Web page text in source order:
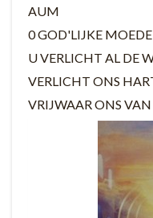
AUM
0 GOD'LIJKE
U VERLICHT AL DE
VERLICHT ONS
VRIJWAAR ONS